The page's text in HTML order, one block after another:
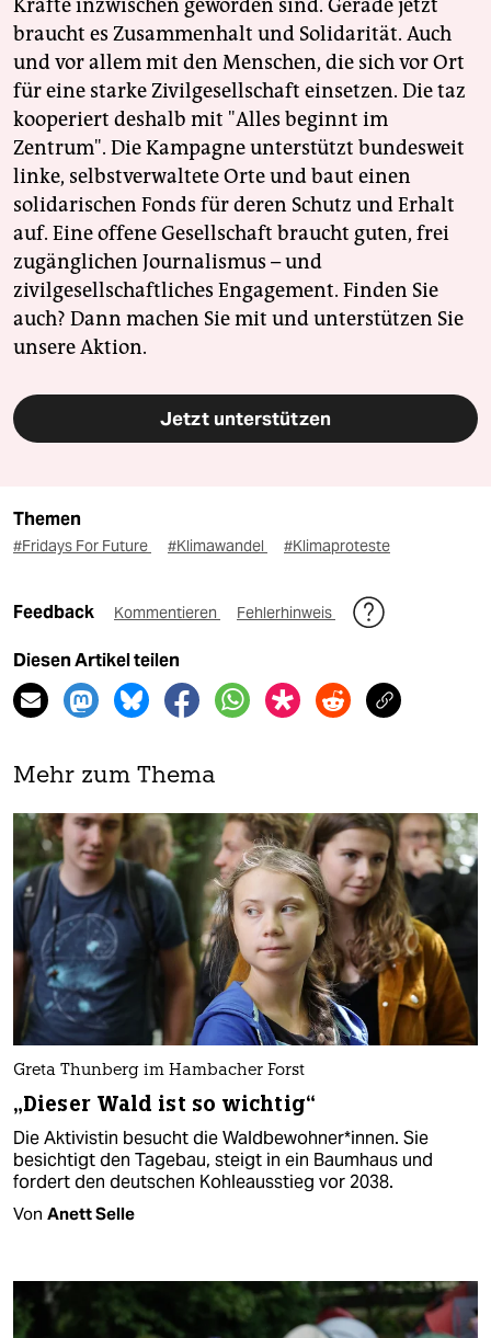
Kräfte inzwischen geworden sind. Gerade jetzt
braucht es Zusammenhalt und Solidarität. Auch
und vor allem mit den Menschen, die sich vor Ort
für eine starke Zivilgesellschaft einsetzen. Die taz
kooperiert deshalb mit "Alles beginnt im
Zentrum". Die Kampagne unterstützt bundesweit
linke, selbstverwaltete Orte und baut einen
solidarischen Fonds für deren Schutz und Erhalt
auf. Eine offene Gesellschaft braucht guten, frei
zugänglichen Journalismus – und
zivilgesellschaftliches Engagement. Finden Sie
auch? Dann machen Sie mit und unterstützen Sie
unsere Aktion.
Jetzt unterstützen
Themen
#Fridays For Future #Klimawandel #Klimaproteste
Feedback Kommentieren Fehlerhinweis
Diesen Artikel teilen
Mehr zum Thema
Greta Thunberg im Hambacher Forst
„Dieser Wald ist so wichtig“
Die Aktivistin besucht die Waldbewohner*innen. Sie
besichtigt den Tagebau, steigt in ein Baumhaus und
fordert den deutschen Kohleausstieg vor 2038.
Von Anett Selle